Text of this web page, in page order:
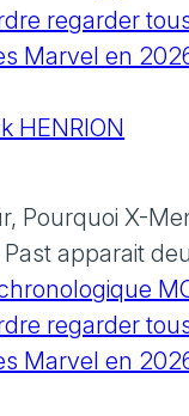
regarder
Marvel en
HENRION
Pourquoi X-
apparait
regarder
Marvel en